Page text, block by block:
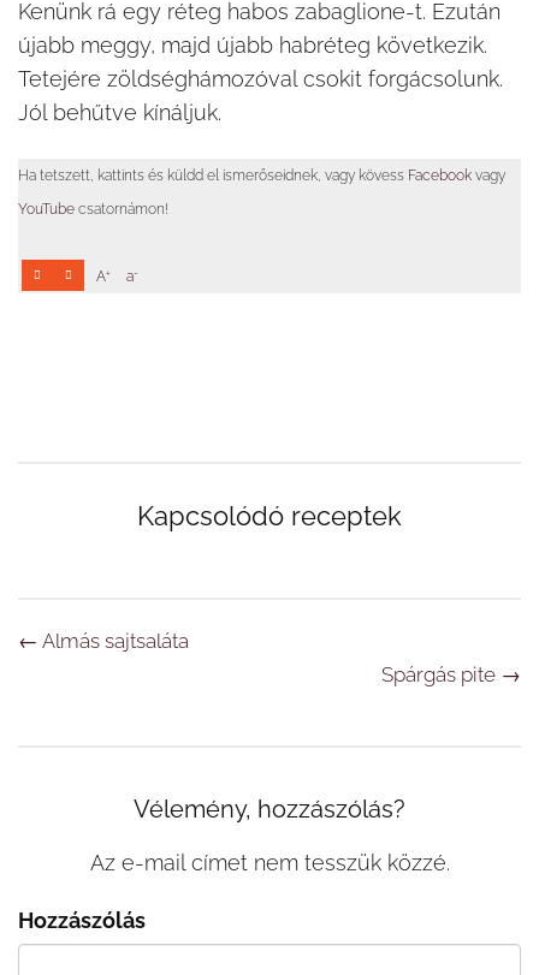
Kenünk rá egy réteg habos zabaglione-t. Ezután
újabb meggy, majd újabb habréteg következik.
Tetejére zöldséghámozóval csokit forgácsolunk.
Jól behűtve kínáljuk.
Ha tetszett, kattints és küldd el ismerőseidnek, vagy kövess Facebook vagy
YouTube csatornámon!
A+ a-
Kapcsolódó receptek
Navigáció
← Almás sajtsaláta
Spárgás pite →
Vélemény, hozzászólás?
Az e-mail címet nem tesszük közzé.
Hozzászólás